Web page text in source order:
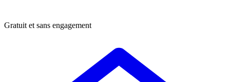
Gratuit et sans engagement